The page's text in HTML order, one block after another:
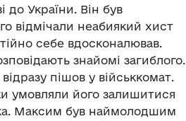
до України. Він був
відмічали неабиякий хист
себе вдосконалював.
знайомі загиблого.
пішов у військкомат.
умовляли його залишитися
Максим був наймолодшим